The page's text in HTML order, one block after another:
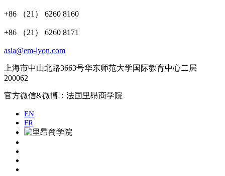
+86 （21） 6260 8160
+86 （21） 6260 8171
asia@em-lyon.com
上海市中山北路3663号华东师范大学国际教育中心二层
200062
官方微信&微博：法国里昂商学院
EN
FR